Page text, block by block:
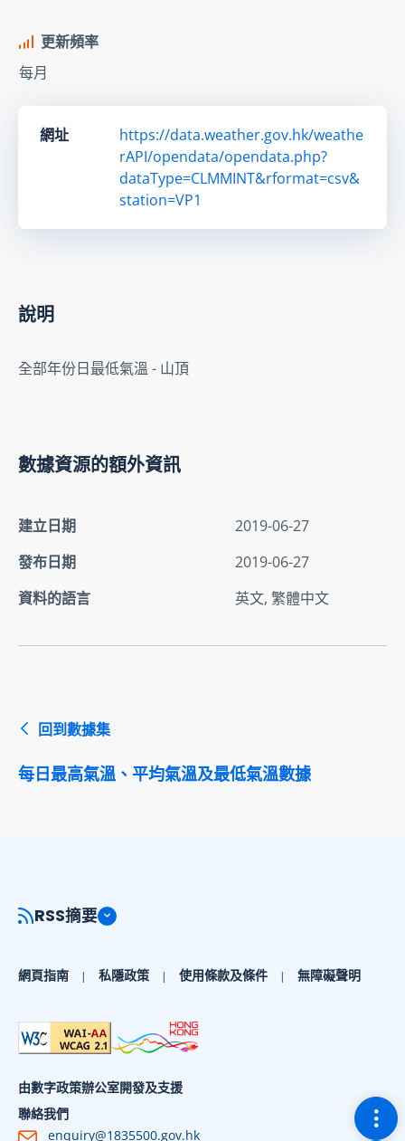
更新頻率
每月
網址
https://data.weather.gov.hk/weathe
rAPI/opendata/opendata.php?
dataType=CLMMINT&rformat=csv&
station=VP1
說明
全部年份日最低氣溫 - 山頂
數據資源的額外資訊
建立日期
2019-06-27
發布日期
2019-06-27
資料的語言
英文, 繁體中文
回到數據集
每日最高氣溫、平均氣溫及最低氣溫數據
切
RSS摘要
網頁指南 私隱政策 使用條款及條件 無障礙聲明
由數字政策辦公室開發及支援
聯絡我們
enquiry@1835500.gov.hk